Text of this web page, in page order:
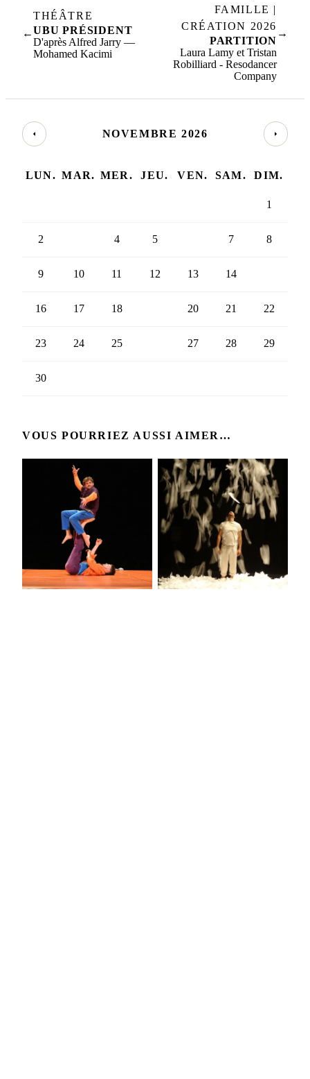
←
THÉÂTRE
UBU PRÉSIDENT
D'après Alfred Jarry —
Mohamed Kacimi
→
FAMILLE |
CRÉATION 2026
PARTITION
Laura Lamy et Tristan
Robilliard - Resodancer
Company
NOVEMBRE 2026
LUN. MAR. MER. JEU. VEN. SAM. DIM.
1
2 4 5 7 8
9 10 11 12 13 14
16 17 18 20 21 22
23 24 25 27 28 29
30
VOUS POURRIEZ AUSSI AIMER…